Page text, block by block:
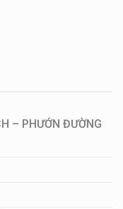
– PHƯỚN ĐƯỜNG